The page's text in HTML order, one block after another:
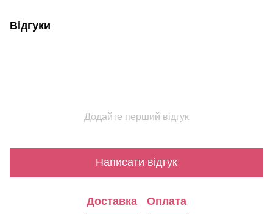
Відгуки
Додайте перший відгук
Написати відгук
Доставка Оплата